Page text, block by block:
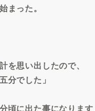
まった。
思い出したので、
分でした」
頃に出た事になります